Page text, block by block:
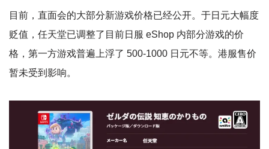
目前，直面会的大部分新游戏价格已经公开。于日元大幅度
贬值，任天堂已调整了目前日服 eShop 内部分游戏的价
格，第一方游戏普遍上浮了 500-1000 日元不等。港服售价
暂未受到影响。